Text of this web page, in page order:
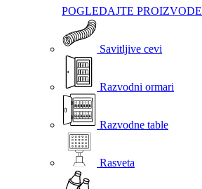
POGLEDAJTE PROIZVODE
Savitljive cevi
Razvodni ormari
Razvodne table
Rasveta